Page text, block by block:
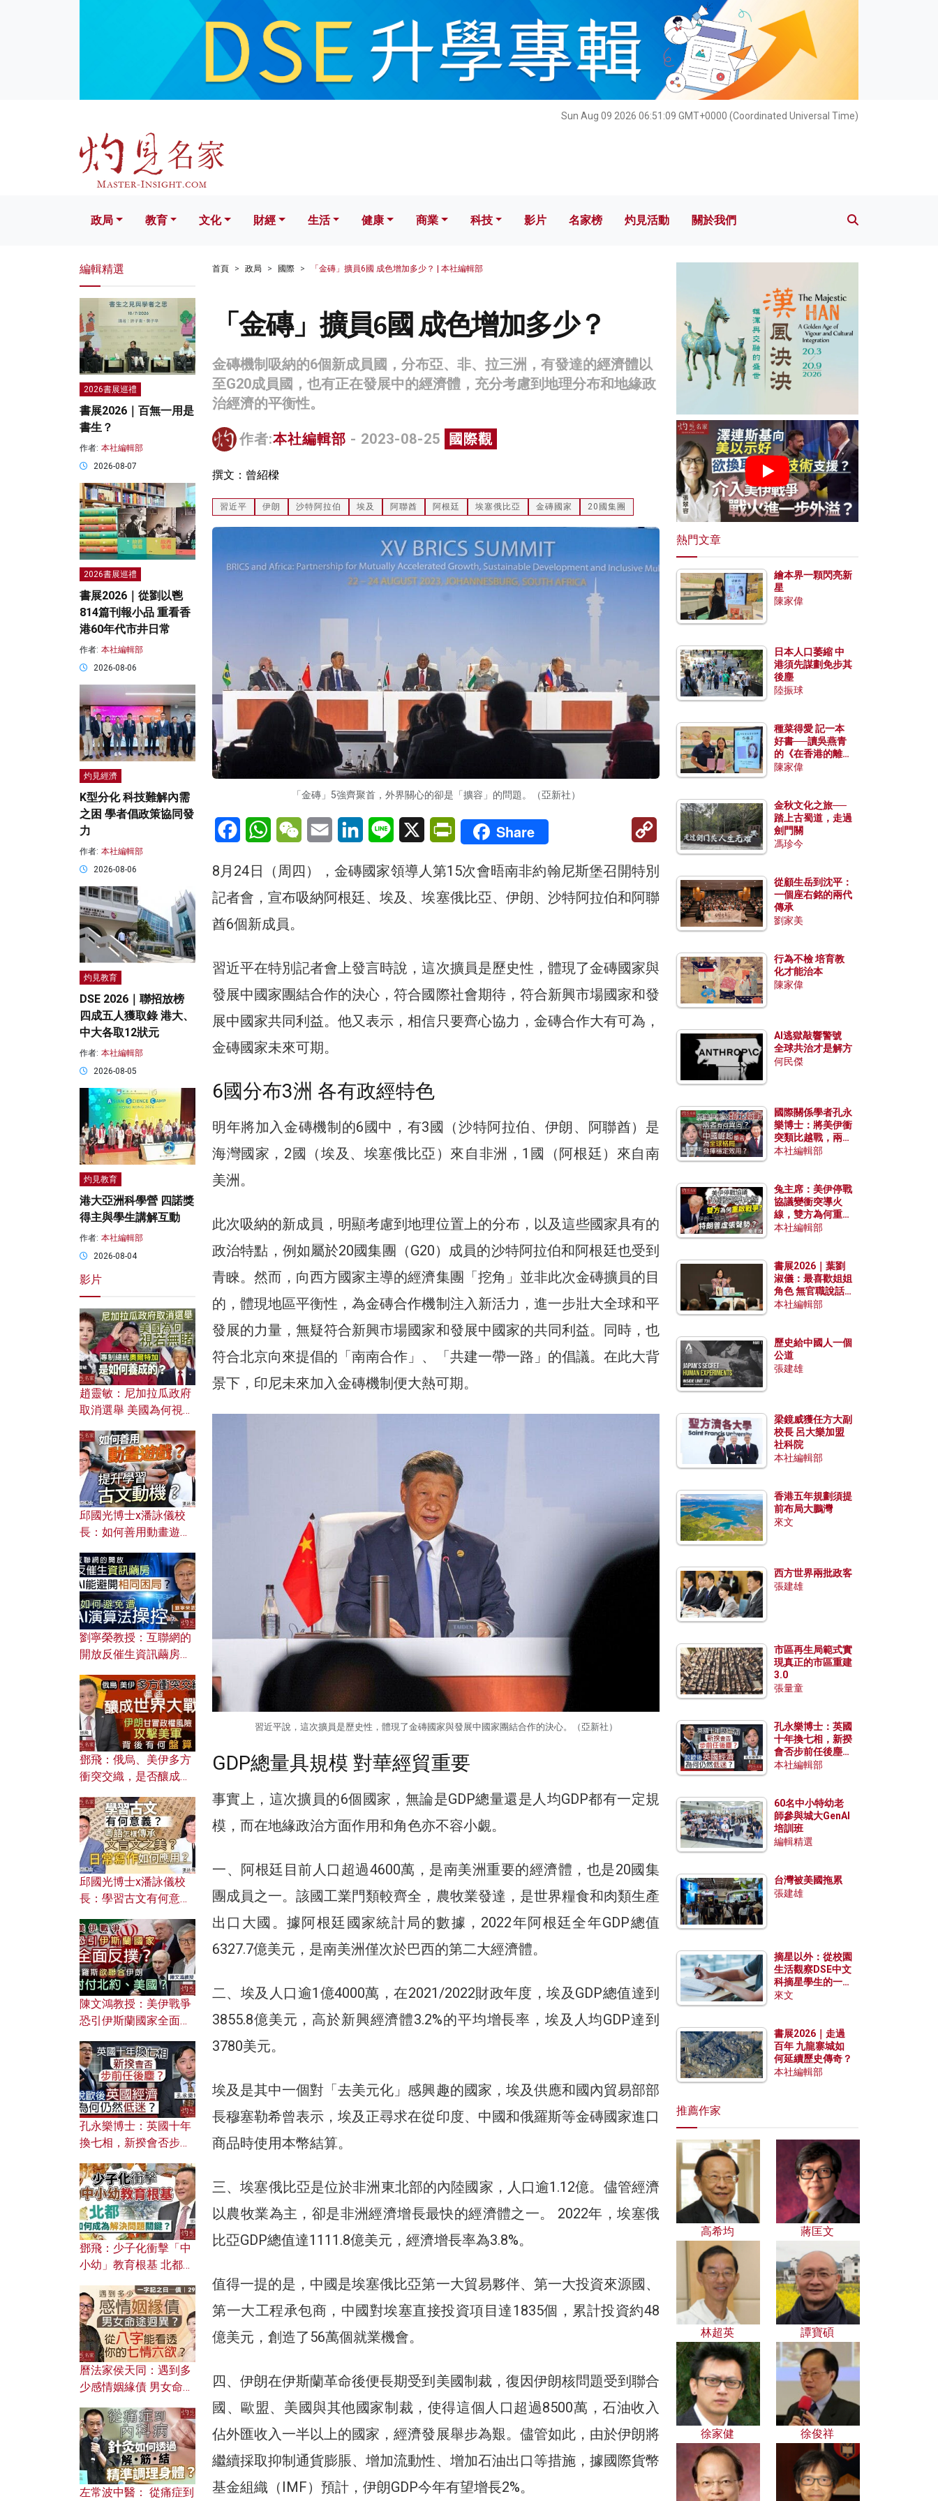
Sun Aug 09 2026 06:51:11 GMT+0000 (Coordinated Universal Time)
文化 財經 生活 健康 科技 影片 名家榜 灼見活動 關於我們
政局 教育 文化 財經 生活 健康 商業 科技 影片 名家榜 灼見活動 關於我們
首頁 政局 國際 「金磚」擴員6國 成色增加多少？ | 本社編輯部
「金磚」擴員6國 成色增加多少？
金磚機制吸納的6個新成員國，分布亞、非、拉三洲，有發達的經濟體以
至G20成員國，也有正在發展中的經濟體，充分考慮到地理分布和地緣政
治經濟的平衡性。
作者:本社編輯部 - 2023-08-25 國際觀
撰文：曾紹樑
習近平 伊朗 沙特阿拉伯 埃及 阿聯酋 阿根廷 埃塞俄比亞 金磚國家 20國集團
「金磚」5強齊聚首，外界關心的卻是「擴容」的問題。（亞新社）
FacebookWhatsAppWeChatEmail LinkedInLine X PrintFriendly
Share
Copy
8月24日（周四），金磚國家領導人第15次會晤南非約翰尼斯堡召開特別
記者會，宣布吸納阿根廷、埃及、埃塞俄比亞、伊朗、沙特阿拉伯和阿聯
酋6個新成員。
習近平在特別記者會上發言時說，這次擴員是歷史性，體現了金磚國家與
發展中國家團結合作的決心，符合國際社會期待，符合新興市場國家和發
展中國家共同利益。他又表示，相信只要齊心協力，金磚合作大有可為，
金磚國家未來可期。
6國分布3洲 各有政經特色
明年將加入金磚機制的6國中，有3國（沙特阿拉伯、伊朗、阿聯酋）是
海灣國家，2國（埃及、埃塞俄比亞）來自非洲，1國（阿根廷）來自南
美洲。
此次吸納的新成員，明顯考慮到地理位置上的分布，以及這些國家具有的
政治特點，例如屬於20國集團（G20）成員的沙特阿拉伯和阿根廷也受到
青睞。然而，向西方國家主導的經濟集團「挖角」並非此次金磚擴員的目
的，體現地區平衡性，為金磚合作機制注入新活力，進一步壯大全球和平
發展的力量，無疑符合新興市場國家和發展中國家的共同利益。同時，也
符合北京向來提倡的「南南合作」、「共建一帶一路」的倡議。在此大背
景下，印尼未來加入金磚機制便大熱可期。
習近平說，這次擴員是歷史性，體現了金磚國家與發展中國家團結合作的決心。（亞新社）
GDP總量具規模 對華經貿重要
事實上，這次擴員的6個國家，無論是GDP總量還是人均GDP都有一定規
模，而在地緣政治方面作用和角色亦不容小覷。
一、阿根廷目前人口超過4600萬，是南美洲重要的經濟體，也是20國集
團成員之一。該國工業門類較齊全，農牧業發達，是世界糧食和肉類生產
出口大國。據阿根廷國家統計局的數據，2022年阿根廷全年GDP總值
6327.7億美元，是南美洲僅次於巴西的第二大經濟體。
二、埃及人口逾1億4000萬，在2021/2022財政年度，埃及GDP總值達到
3855.8億美元，高於新興經濟體3.2%的平均增長率，埃及人均GDP達到
3780美元。
埃及是其中一個對「去美元化」感興趣的國家，埃及供應和國內貿易部部
長穆塞勒希曾表示，埃及正尋求在從印度、中國和俄羅斯等金磚國家進口
商品時使用本幣結算。
三、埃塞俄比亞是位於非洲東北部的內陸國家，人口逾1.12億。儘管經濟
以農牧業為主，卻是非洲經濟增長最快的經濟體之一。 2022年，埃塞俄
比亞GDP總值達1111.8億美元，經濟增長率為3.8%。
值得一提的是，中國是埃塞俄比亞第一大貿易夥伴、第一大投資來源國、
第一大工程承包商，中國對埃塞直接投資項目達1835個，累計投資約48
億美元，創造了56萬個就業機會。
四、伊朗在伊斯蘭革命後便長期受到美國制裁，復因伊朗核問題受到聯合
國、歐盟、美國與其他國家制裁，使得這個人口超過8500萬，石油收入
佔外匯收入一半以上的國家，經濟發展舉步為艱。儘管如此，由於伊朗將
繼續採取抑制通貨膨脹、增加流動性、增加石油出口等措施，據國際貨幣
基金組織（IMF）預計，伊朗GDP今年有望增長2%。
編輯精選
2026書展巡禮
書展2026｜百無一用是
書生？
作者: 本社編輯部
2026-08-07
2026書展巡禮
書展2026｜從劉以鬯
814篇刊報小品 重看香
港60年代市井日常
作者: 本社編輯部
2026-08-06
灼見經濟
K型分化 科技難解內需
之困 學者倡政策協同發
力
作者: 本社編輯部
2026-08-06
灼見教育
DSE 2026｜聯招放榜
四成五人獲取錄 港大、
中大各取12狀元
作者: 本社編輯部
2026-08-05
灼見教育
港大亞洲科學營 四諾獎
得主與學生講解互動
作者: 本社編輯部
2026-08-04
影片
趙靈敏：尼加拉瓜政府
取消選舉 美國為何視若
加是如何養成的？
邱國光博士x潘詠儀校
長：如何善用動畫遊戲
劉寧榮教授：互聯網的
開放反催生資訊繭房，
何避免遭AI演算法操
控？
鄧飛：俄烏、美伊多方
衝突交織，是否釀成世
風險攻擊美軍，背後有
何盤算？
邱國光博士x潘詠儀校
長：學習古文有何意
文之美？ 日常寫作如何
應用？
陳文鴻教授：美伊戰爭
恐引伊斯蘭國家全面反
對付北約美國？
孔永樂博士：英國十年
換七相，新揆會否步前
濟為何仍然低迷？
鄧飛：少子化衝擊「中
小幼」教育根基 北都如
曆法家侯天同：遇到多
少感情姻緣債 男女命途
的七情六欲？
左常波中醫： 從痛症到
熱門文章
繪本界一顆閃亮新
星
陳家偉
日本人口萎縮 中
港須先謀劃免步其
後塵
陸振球
種菜得愛 記一本
好書──讀吳燕青
的《在香港的離島
種菜》
陳家偉
金秋文化之旅──
踏上古蜀道，走過
劍門關
馮珍今
從顧生岳到沈平：
一個座右銘的兩代
傳承
劉家美
行為不檢 培育教
化才能治本
陳家偉
AI逃獄敲響警號
全球共治才是解方
何民傑
國際關係學者孔永
樂博士：將美伊衝
突類比越戰，兩者
有何異同？中國崛
本社編輯部
兔主席：美伊停戰
協議變衝突導火
線，雙方為何重啟
戰爭？伊朗一早洞
本社編輯部
書展2026｜葉劉
淑儀：最喜歡姐姐
角色 無官職說話
包袱少
本社編輯部
歷史給中國人一個
公道
張建雄
梁鏡威獲任方大副
校長 呂大樂加盟
社科院
本社編輯部
香港五年規劃須提
前布局大鵬灣
來文
西方世界兩批政客
張建雄
市區再生局範式實
現真正的市區重建
3.0
張量童
孔永樂博士：英國
十年換七相，新揆
會否步前任後塵？
脫歐後英國經濟為
本社編輯部
60名中小特幼老
師參與城大GenAI
培訓班
編輯精選
台灣被美國拖累
張建雄
摘星以外：從校園
生活觀察DSE中文
科摘星學生的一點
特質
來文
書展2026｜走過
百年 九龍寨城如
何延續歷史傳奇？
本社編輯部
推薦作家
高希均 蔣匡文
林超英 譚寶碩
徐家健 徐俊祥